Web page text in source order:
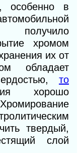
особенно в
хромом
их от
обладает
то
хорошо
твердый,
слой